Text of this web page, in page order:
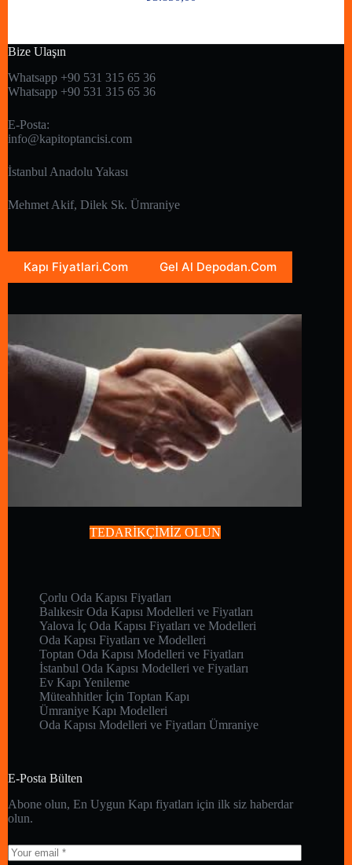
Bize Ulaşın
Whatsapp +90 531 315 65 36
Whatsapp +90 531 315 65 36
E-Posta:
info@kapitoptancisi.com
İstanbul Anadolu Yakası
Mehmet Akif, Dilek Sk. Ümraniye
Kapı Fiyatlari.Com Gel Al Depodan.Com
TEDARİKÇİMİZ OLUN
Çorlu Oda Kapısı Fiyatları
Balıkesir Oda Kapısı Modelleri ve Fiyatları
Yalova İç Oda Kapısı Fiyatları ve Modelleri
Oda Kapısı Fiyatları ve Modelleri
Toptan Oda Kapısı Modelleri ve Fiyatları
İstanbul Oda Kapısı Modelleri ve Fiyatları
Ev Kapı Yenileme
Müteahhitler İçin Toptan Kapı
Ümraniye Kapı Modelleri
Oda Kapısı Modelleri ve Fiyatları Ümraniye
E-Posta Bülten
Abone olun, En Uygun Kapı fiyatları için ilk siz haberdar
olun.